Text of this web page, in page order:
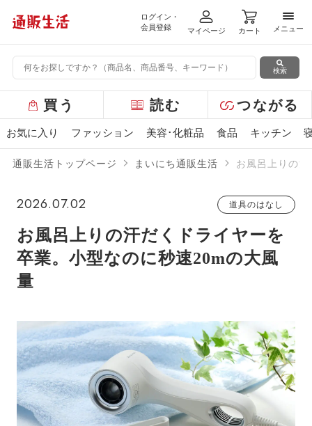
ログイン・
会員登録
マイページ カート
メ
メニュー
検索
ー
バ
買う 読む つながる
お気に入り ファッション 美容･化粧品 食品 キッチン
通販生活トップページ まいにち通販生活 お風呂上りの
2026.07.02 道具のはなし
お風呂上りの汗だくドライヤーを
卒業。小型なのに秒速20mの大風
量